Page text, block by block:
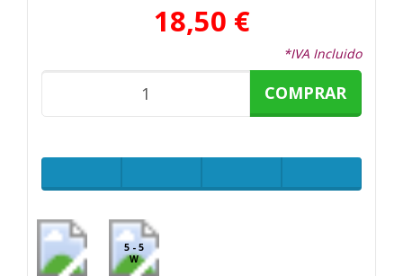
18,50 €
*IVA Incluido
COMPRAR
5 - 5
W